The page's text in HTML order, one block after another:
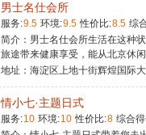
男士名仕会所
服务:9.5 环境:9.5 性价比:8.5 综
简介：男士名仕会所生活在这种
旅途带来健康享受，能从北京休
地址：海淀区上地十街辉煌国际
情小七·主题日式
服务:10 环境:10 性价比:8 综合